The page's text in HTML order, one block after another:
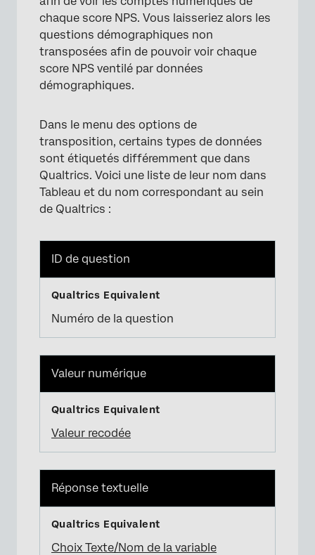
chaque score NPS. Vous laisseriez alors les
questions démographiques non
transposées afin de pouvoir voir chaque
score NPS ventilé par données
démographiques.
Dans le menu des options de
transposition, certains types de données
sont étiquetés différemment que dans
Qualtrics. Voici une liste de leur nom dans
Tableau et du nom correspondant au sein
de Qualtrics :
ID de question
Numéro de la question
Valeur numérique
Valeur recodée
Réponse textuelle
Choix Texte/Nom de la variable